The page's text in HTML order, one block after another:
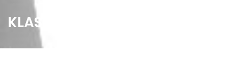
KLASSE 5AG 2012/13